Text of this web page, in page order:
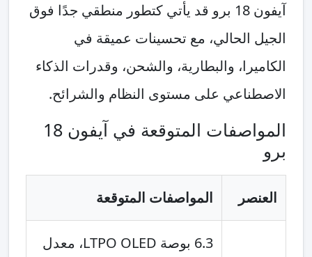
آيفون 18 برو قد يأتي كتطور منطقي جدًا فوق
الجيل الحالي، مع تحسينات عميقة في
الكاميرا، والبطارية، والشحن، وقدرات الذكاء
الاصطناعي على مستوى النظام والشرائح.
المواصفات المتوقعة في آيفون 18
برو
العنصر المواصفات المتوقعة
6.3 بوصة LTPO OLED، معدل